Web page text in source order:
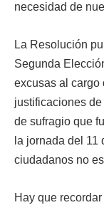
necesidad de
La Resolución
Segunda
excusas al cargo
justificaciones
de sufragio que
la jornada del
ciudadanos no
Hay que